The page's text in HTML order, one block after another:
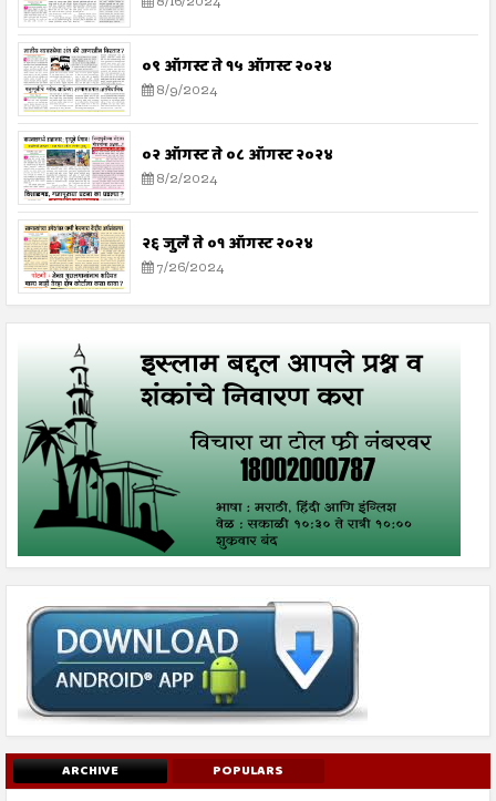
०९ ऑगस्ट ते १५ ऑगस्ट २०२४
8/9/2024
०२ ऑगस्ट ते ०८ ऑगस्ट २०२४
8/2/2024
२६ जुलै ते ०१ ऑगस्ट २०२४
7/26/2024
ARCHIVE POPULARS